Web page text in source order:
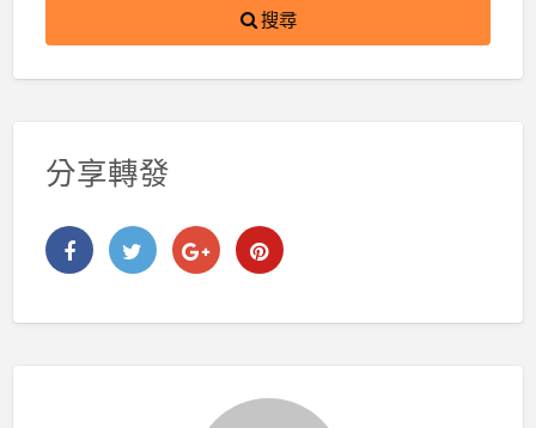
搜尋
分享轉發